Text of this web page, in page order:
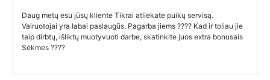
Daug metų esu jūsų kliente Tikrai atliekate puikų servisą.
Vairuotojai yra labai paslaugūs. Pagarba jiems ???? Kad ir toliau jie
taip dirbtų, išliktų muotyvuoti darbe, skatinkite juos extra bonusais
Sėkmės ????